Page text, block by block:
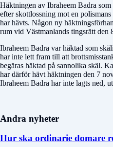
Häktningen av Ibraheem Badra
efter skottlossning mot en
har hävts. Någon ny
rum vid Västmanlands tingsrätt den
Ibraheem Badra var häktad som
har inte lett fram till att
begäras häktad på sannolika skäl.
har därför hävt häktningen den 7
Ibraheem Badra har inte lagts ned,
Andra nyheter
Hur ska ordinarie domare